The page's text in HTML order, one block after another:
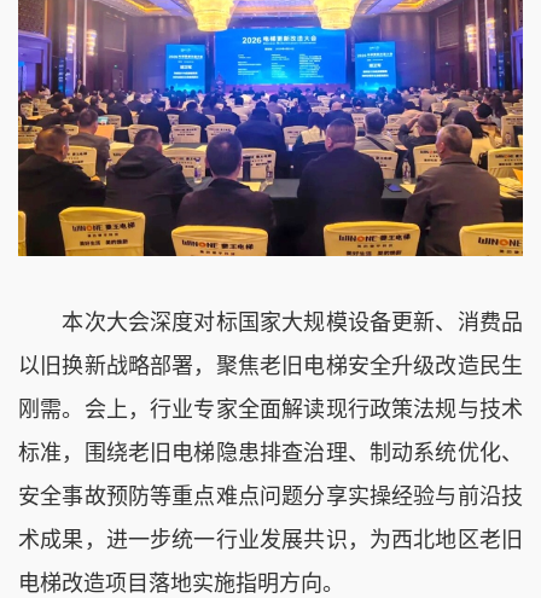
本次大会深度对标国家大规模设备更新、消费品
以旧换新战略部署，聚焦老旧电梯安全升级改造民生
刚需。会上，行业专家全面解读现行政策法规与技术
标准，围绕老旧电梯隐患排查治理、制动系统优化、
安全事故预防等重点难点问题分享实操经验与前沿技
术成果，进一步统一行业发展共识，为西北地区老旧
电梯改造项目落地实施指明方向。